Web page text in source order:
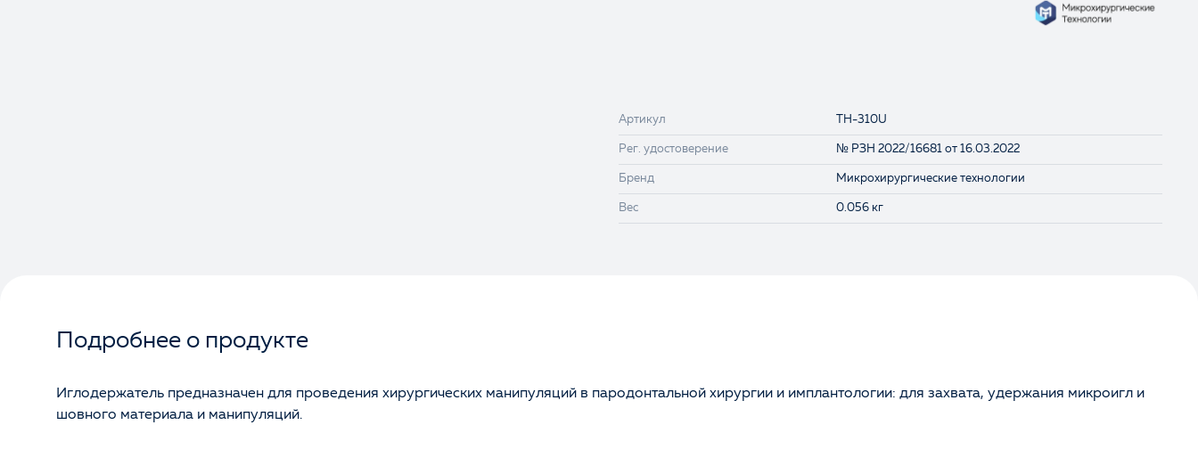
Артикул TH-310U
Рег. удостоверение № РЗН 2022/16681 от 16.03.2022
Бренд Микрохирургические технологии
Вес 0.056 кг
Подробнее о продукте
Иглодержатель предназначен для проведения хирургических манипуляций в пародонтальной хирургии и имплантологии: для захвата, удержания микроигл и
шовного материала и манипуляций.